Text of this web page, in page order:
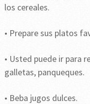
los cereales.
• Prepare sus platos
• Usted puede ir para
galletas, panqueques.
• Beba jugos dulces.